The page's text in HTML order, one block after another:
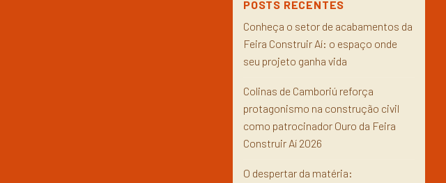
POSTS RECENTES
Conheça o setor de acabamentos da
Feira Construir Aí: o espaço onde
seu projeto ganha vida
Colinas de Camboriú reforça
protagonismo na construção civil
como patrocinador Ouro da Feira
Construir Aí 2026
O despertar da matéria: